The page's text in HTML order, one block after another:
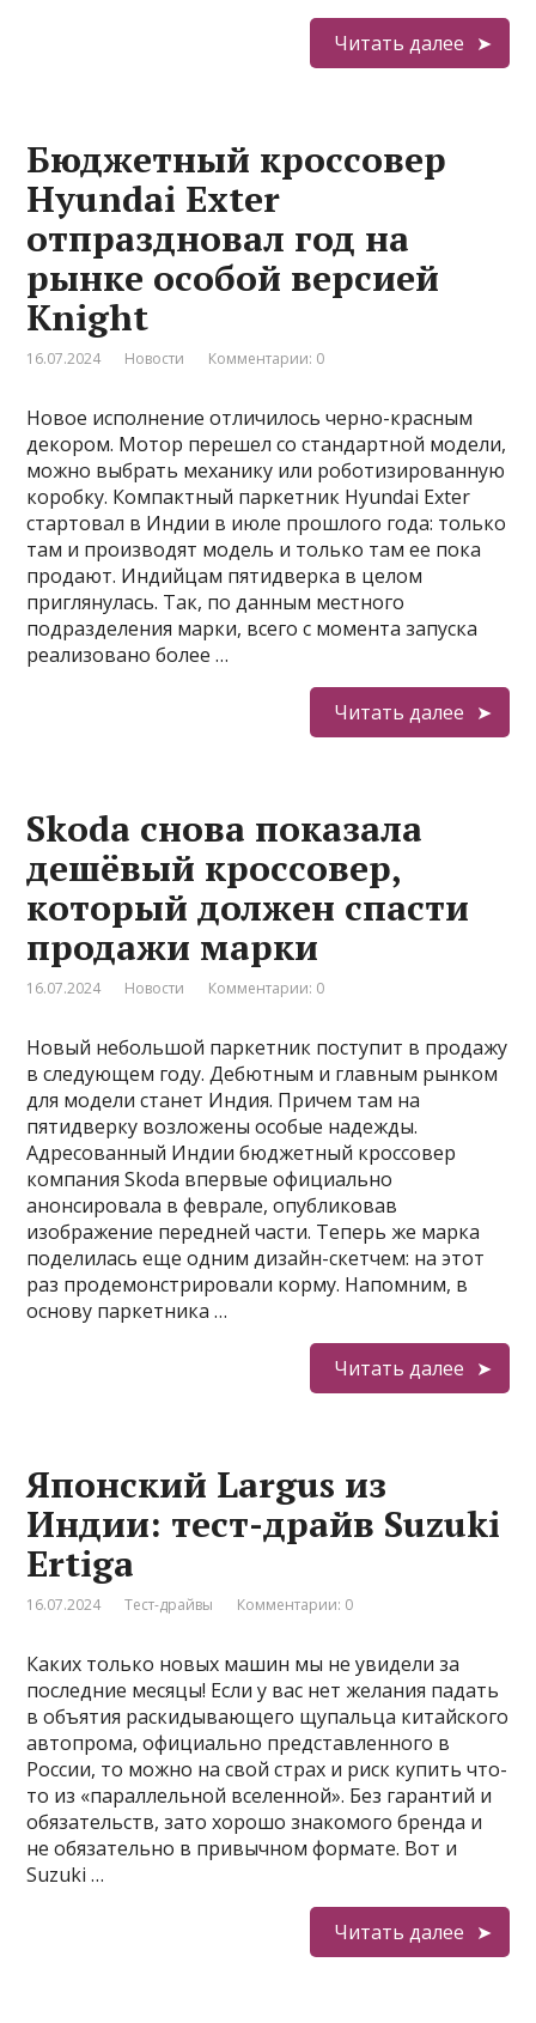
Читать далее
Бюджетный кроссовер
Hyundai Exter
отпраздновал год на
рынке особой версией
Knight
16.07.2024 Новости Комментарии: 0
Новое исполнение отличилось черно-красным
декором. Мотор перешел со стандартной модели,
можно выбрать механику или роботизированную
коробку. Компактный паркетник Hyundai Exter
стартовал в Индии в июле прошлого года: только
там и производят модель и только там ее пока
продают. Индийцам пятидверка в целом
приглянулась. Так, по данным местного
подразделения марки, всего с момента запуска
реализовано более …
Читать далее
Skoda снова показала
дешёвый кроссовер,
который должен спасти
продажи марки
16.07.2024 Новости Комментарии: 0
Новый небольшой паркетник поступит в продажу
в следующем году. Дебютным и главным рынком
для модели станет Индия. Причем там на
пятидверку возложены особые надежды.
Адресованный Индии бюджетный кроссовер
компания Skoda впервые официально
анонсировала в феврале, опубликовав
изображение передней части. Теперь же марка
поделилась еще одним дизайн-скетчем: на этот
раз продемонстрировали корму. Напомним, в
основу паркетника …
Читать далее
Японский Largus из
Индии: тест-драйв Suzuki
Ertiga
16.07.2024 Тест-драйвы Комментарии: 0
Каких только новых машин мы не увидели за
последние месяцы! Если у вас нет желания падать
в объятия раскидывающего щупальца китайского
автопрома, официально представленного в
России, то можно на свой страх и риск купить что-
то из «параллельной вселенной». Без гарантий и
обязательств, зато хорошо знакомого бренда и
не обязательно в привычном формате. Вот и
Suzuki …
Читать далее